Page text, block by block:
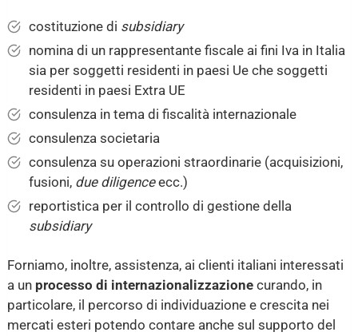
costituzione di subsidiary
nomina di un rappresentante fiscale ai fini Iva in Italia
sia per soggetti residenti in paesi Ue che soggetti
residenti in paesi Extra UE
consulenza in tema di fiscalità internazionale
consulenza societaria
consulenza su operazioni straordinarie (acquisizioni,
fusioni, due diligenceecc.)
reportistica per il controllo di gestione della
subsidiary
Forniamo, inoltre, assistenza, ai clienti italiani interessati
a un processo di internazionalizzazione curando, in
particolare, il percorso di individuazione e crescita nei
mercati esteri potendo contare anche sul supporto del